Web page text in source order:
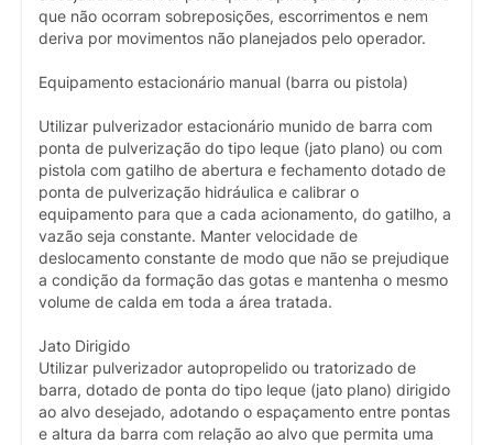
que não ocorram sobreposições, escorrimentos e nem
deriva por movimentos não planejados pelo operador.
Equipamento estacionário manual (barra ou pistola)
Utilizar pulverizador estacionário munido de barra com
ponta de pulverização do tipo leque (jato plano) ou com
pistola com gatilho de abertura e fechamento dotado de
ponta de pulverização hidráulica e calibrar o
equipamento para que a cada acionamento, do gatilho, a
vazão seja constante. Manter velocidade de
deslocamento constante de modo que não se prejudique
a condição da formação das gotas e mantenha o mesmo
volume de calda em toda a área tratada.
Jato Dirigido
Utilizar pulverizador autopropelido ou tratorizado de
barra, dotado de ponta do tipo leque (jato plano) dirigido
ao alvo desejado, adotando o espaçamento entre pontas
e altura da barra com relação ao alvo que permita uma